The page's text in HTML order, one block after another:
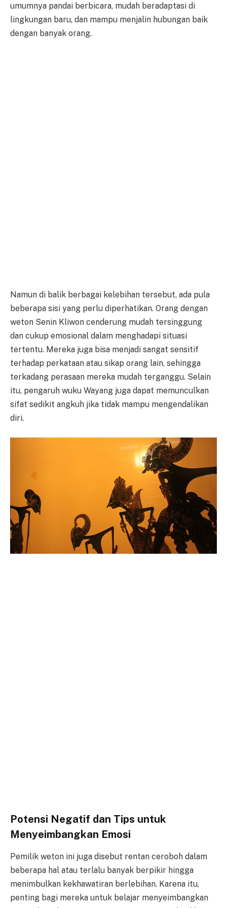
umumnya pandai berbicara, mudah beradaptasi di
lingkungan baru, dan mampu menjalin hubungan baik
dengan banyak orang.
Namun di balik berbagai kelebihan tersebut, ada pula
beberapa sisi yang perlu diperhatikan. Orang dengan
weton Senin Kliwon cenderung mudah tersinggung
dan cukup emosional dalam menghadapi situasi
tertentu. Mereka juga bisa menjadi sangat sensitif
terhadap perkataan atau sikap orang lain, sehingga
terkadang perasaan mereka mudah terganggu. Selain
itu, pengaruh wuku Wayang juga dapat memunculkan
sifat sedikit angkuh jika tidak mampu mengendalikan
diri.
Potensi Negatif dan Tips untuk
Menyeimbangkan Emosi
Pemilik weton ini juga disebut rentan ceroboh dalam
beberapa hal atau terlalu banyak berpikir hingga
menimbulkan kekhawatiran berlebihan. Karena itu,
penting bagi mereka untuk belajar menyeimbangkan